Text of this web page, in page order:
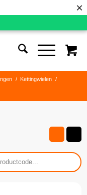
×
/ Kettingwielen
/